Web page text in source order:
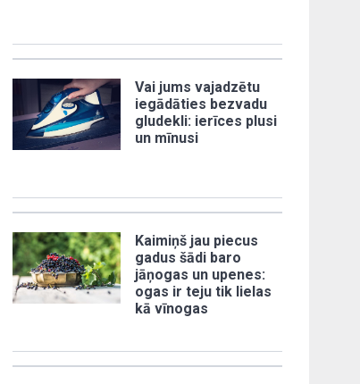
Vai jums vajadzētu
iegādāties bezvadu
gludekli: ierīces plusi
un mīnusi
Kaimiņš jau piecus
gadus šādi baro
jāņogas un upenes:
ogas ir teju tik lielas
kā vīnogas